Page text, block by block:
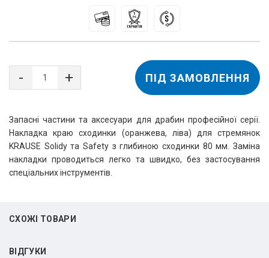
Запасні частини та аксесуари для драбин професійної серії.
Накладка краю сходинки (оранжева, ліва) для стремянок
KRAUSE Solidy та Safety з глибиною сходинки 80 мм. Заміна
накладки проводиться легко та швидко, без застосування
спеціальних інструментів.
ПІД ЗАМОВЛЕННЯ
СХОЖІ ТОВАРИ
ВIДГУКИ